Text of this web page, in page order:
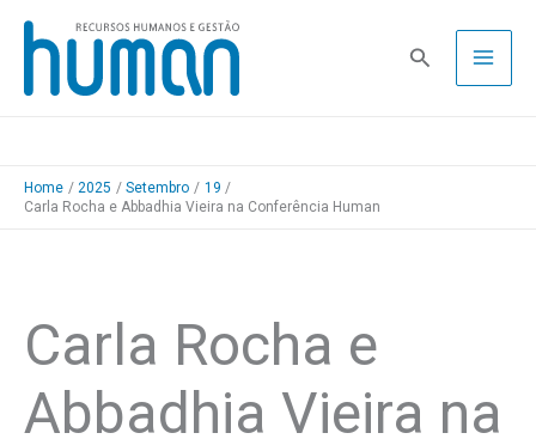
Skip
content
Pesquisa
Home 2025 Setembro
19
Carla Rocha e Abbadhia Vieira na Conferência Human
Carla Rocha e
Abbadhia Vieira na